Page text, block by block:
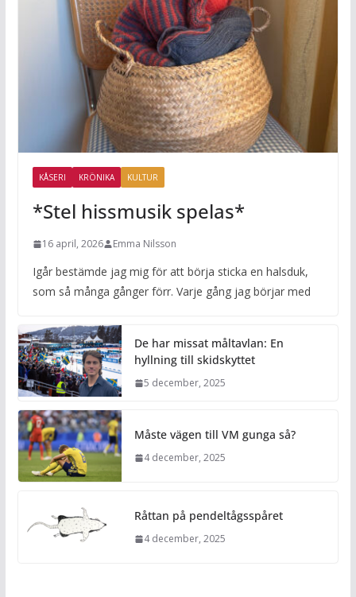
KÅSERI KRÖNIKA KULTUR
*Stel hissmusik spelas*
16 april, 2026 Emma Nilsson
Igår bestämde jag mig för att börja sticka en halsduk,
som så många gånger förr. Varje gång jag börjar med
De har missat måltavlan: En
hyllning till skidskyttet
5 december, 2025
Måste vägen till VM gunga så?
4 december, 2025
Råttan på pendeltågsspåret
4 december, 2025